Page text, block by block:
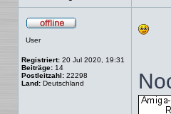
User
Registriert: 20 Jul 2020, 19:31
Beiträge: 14
Postleitzahl: 22298
Land: Deutschland